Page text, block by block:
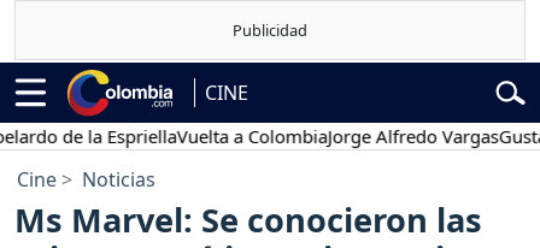
CINE
la EspriellaVuelta a ColombiaJorge Alfredo VargasGustavo
Cine Noticias
Ms Marvel: Se conocieron las